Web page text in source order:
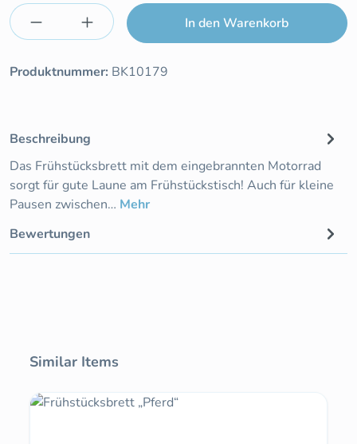
Produkt Anzahl: Gib den gewünschten
In den Warenkorb
Produktnummer: BK10179
Beschreibung
Das Frühstücksbrett mit dem eingebrannten Motorrad
sorgt für gute Laune am Frühstückstisch! Auch für kleine
Pausen zwischen… Mehr
Bewertungen
Produktgalerie überspringen
Similar Items